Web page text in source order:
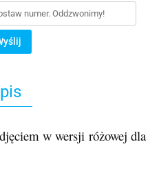
w wersji różowej dla